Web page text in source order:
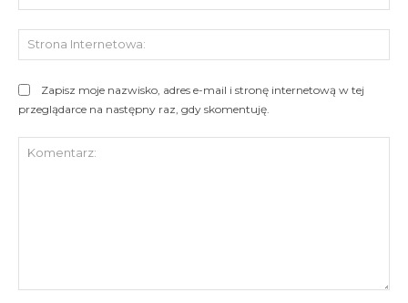
Zapisz moje nazwisko, adres e-mail i stronę internetową w tej
przeglądarce na następny raz, gdy skomentuję.